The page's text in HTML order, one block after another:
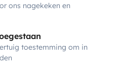
ons nagekeken en
toestemming om in